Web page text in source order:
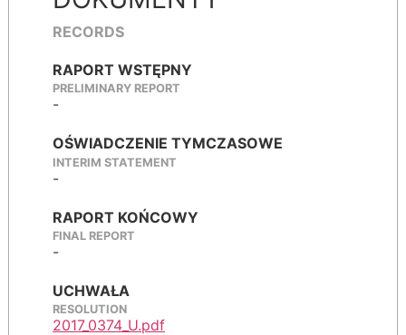
RECORDS
RAPORT WSTĘPNY
PRELIMINARY REPORT
-
OŚWIADCZENIE TYMCZASOWE
INTERIM STATEMENT
-
RAPORT KOŃCOWY
FINAL REPORT
-
UCHWAŁA
RESOLUTION
2017_0374_U.pdf